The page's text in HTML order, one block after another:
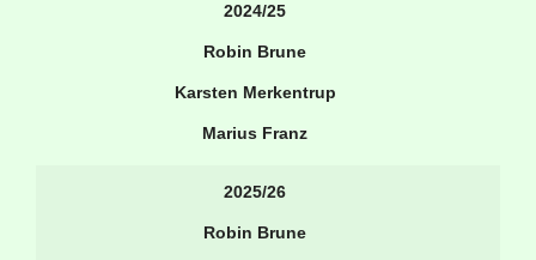
2024/25
Robin Brune
Karsten Merkentrup
Marius Franz
2025/26
Robin Brune